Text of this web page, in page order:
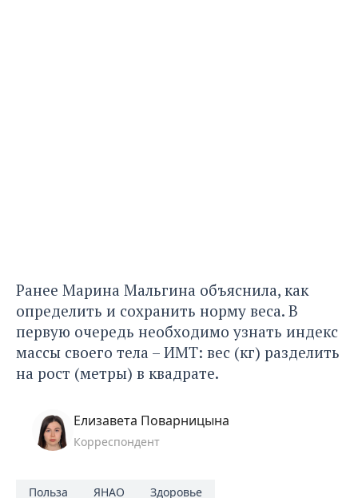
Ранее Марина Мальгина объяснила, как
определить и сохранить норму веса. В
первую очередь необходимо узнать индекс
массы своего тела – ИМТ: вес (кг) разделить
на рост (метры) в квадрате.
Елизавета Поварницына
Корреспондент
Польза ЯНАО Здоровье